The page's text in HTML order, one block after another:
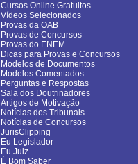
Cursos Online Gratuitos
Vídeos Selecionados
Provas da OAB
Provas de Concursos
Provas do ENEM
Dicas para Provas e Concursos
Modelos de Documentos
Modelos Comentados
Perguntas e Respostas
Sala dos Doutrinadores
Artigos de Motivação
Notícias dos Tribunais
Notícias de Concursos
JurisClipping
Eu Legislador
Eu Juiz
É Bom Saber